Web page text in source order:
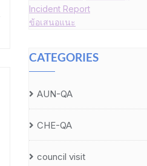
Incident Report
ข้อเสนอแนะ
CATEGORIES
AUN-QA
CHE-QA
council visit